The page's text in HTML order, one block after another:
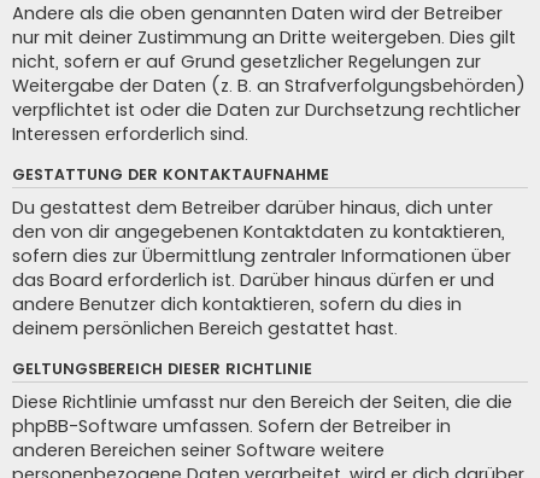
Andere als die oben genannten Daten wird der Betreiber
nur mit deiner Zustimmung an Dritte weitergeben. Dies gilt
nicht, sofern er auf Grund gesetzlicher Regelungen zur
Weitergabe der Daten (z. B. an Strafverfolgungsbehörden)
verpflichtet ist oder die Daten zur Durchsetzung rechtlicher
Interessen erforderlich sind.
GESTATTUNG DER KONTAKTAUFNAHME
Du gestattest dem Betreiber darüber hinaus, dich unter
den von dir angegebenen Kontaktdaten zu kontaktieren,
sofern dies zur Übermittlung zentraler Informationen über
das Board erforderlich ist. Darüber hinaus dürfen er und
andere Benutzer dich kontaktieren, sofern du dies in
deinem persönlichen Bereich gestattet hast.
GELTUNGSBEREICH DIESER RICHTLINIE
Diese Richtlinie umfasst nur den Bereich der Seiten, die die
phpBB-Software umfassen. Sofern der Betreiber in
anderen Bereichen seiner Software weitere